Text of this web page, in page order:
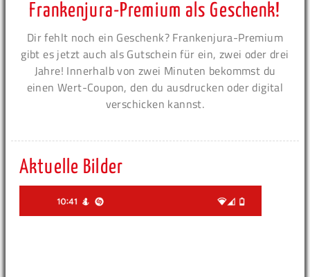
Frankenjura-Premium als Geschenk!
Dir fehlt noch ein Geschenk? Frankenjura-Premium
gibt es jetzt auch als Gutschein für ein, zwei oder drei
Jahre! Innerhalb von zwei Minuten bekommst du
einen Wert-Coupon, den du ausdrucken oder digital
verschicken kannst.
Aktuelle Bilder